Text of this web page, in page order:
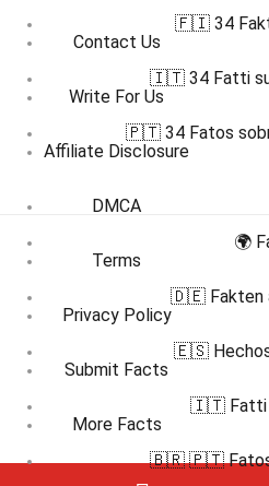
Contact Us
Write For Us
Affiliate Disclosure
DMCA
Terms
Privacy Policy
Submit Facts
More Facts
🇫🇮 34
🇮🇹 34 Fatti su
🇵🇹 34 Fatos
🌍
🇩🇪 Fakten
🇪🇸 Hechos
🇮🇹 Fatti
🇧🇷 🇵🇹 Fatos